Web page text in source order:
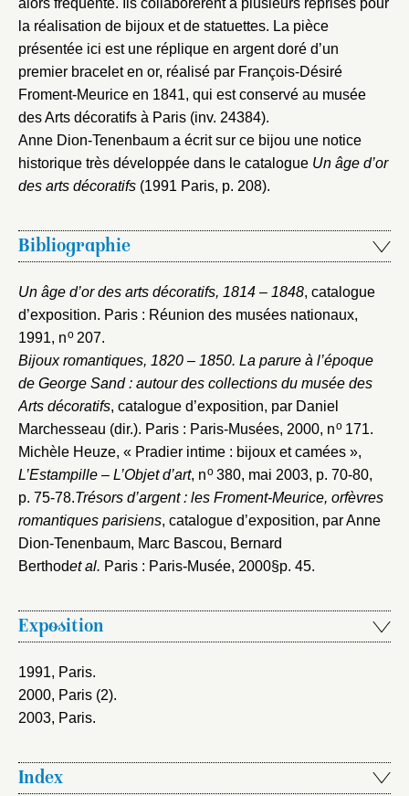
la réalisation de bijoux et de statuettes. La pièce
présentée ici est une réplique en argent doré d’un
premier bracelet en or, réalisé par François-Désiré
Froment-Meurice en 1841, qui est conservé au musée
des Arts décoratifs à Paris (inv. 24384).
Anne Dion-Tenenbaum a écrit sur ce bijou une notice
historique très développée dans le catalogue Un âge d’or
des arts décoratifs (1991 Paris, p. 208).
Bibliographie
Un âge d’or des arts décoratifs, 1814 – 1848, catalogue
d’exposition. Paris : Réunion des musées nationaux,
1991, no207.
Bijoux romantiques, 1820 – 1850. La parure à l’époque
de George Sand : autour des collections du musée des
Arts décoratifs, catalogue d’exposition, par Daniel
Marchesseau (dir.). Paris : Paris-Musées, 2000, no171.
Michèle Heuze, « Pradier intime : bijoux et camées »,
L’Estampille – L’Objet d’art, no380, mai 2003, p. 70-80,
p. 75-78.Trésors d’argent : les Froment-Meurice, orfèvres
romantiques parisiens, catalogue d’exposition, par Anne
Dion-Tenenbaum, Marc Bascou, Bernard
Berthodet al. Paris : Paris-Musée, 2000§p. 45.
Exposition
1991, Paris.
2000, Paris (2).
2003, Paris.
Index
Créer et ajouter
Vous n'êtes pas encore inscrit ?Créer un compte
Vous avez oublié votre mot de passe ?Cliquez ici